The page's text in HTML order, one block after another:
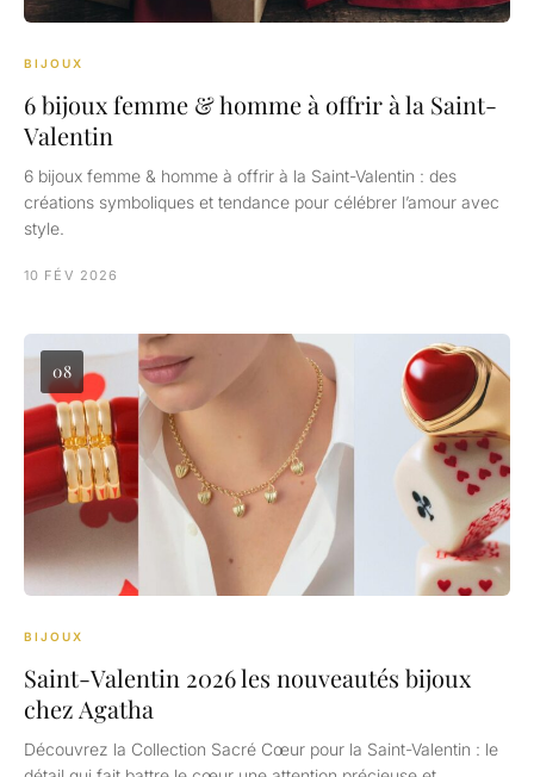
BIJOUX
6 bijoux femme & homme à offrir à la Saint-
Valentin
6 bijoux femme & homme à offrir à la Saint-Valentin : des
créations symboliques et tendance pour célébrer l’amour avec
style.
10 FÉV 2026
08
BIJOUX
Saint-Valentin 2026 les nouveautés bijoux
chez Agatha
Découvrez la Collection Sacré Cœur pour la Saint-Valentin : le